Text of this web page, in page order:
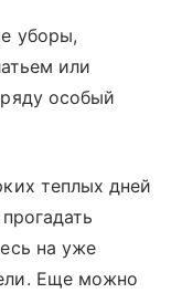
уборы,
или
особый
теплых дней
на уже
Еще можно